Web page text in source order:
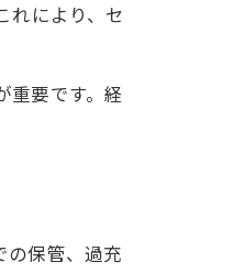
れにより、セ
重要です。経
の保管、過充